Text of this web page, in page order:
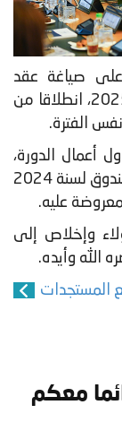
صياغة عقد
برنامج جديد مع الدولة للفترة 2027-2025، انطلاقا من
الفترة.
أعمال الدورة،
قام المجلس الإداري بحصر حسابات الصندوق لسنة 2024
عليه.
وإخلاص إلى
الله وأيده.
المستجدات
معكم